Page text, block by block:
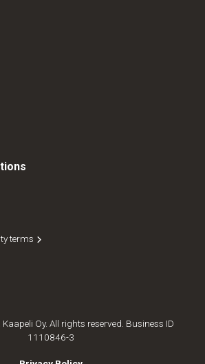
terms
Oy. All rights reserved. Business ID
1110846-3